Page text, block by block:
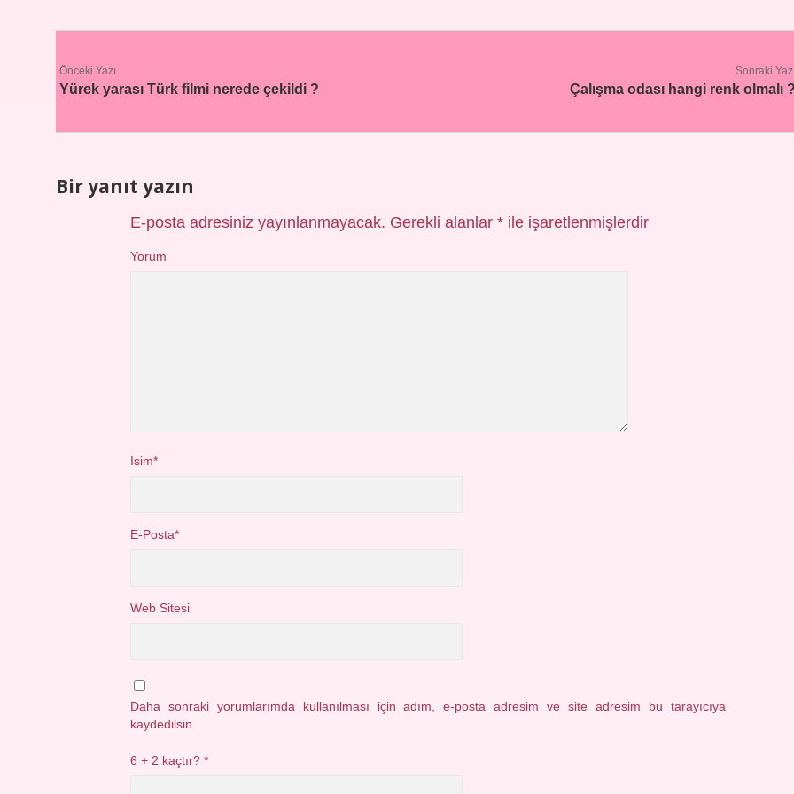
Önceki Yazı
Yürek yarası Türk filmi nerede çekildi ?
Sonraki
Çalışma odası hangi renk olmalı
Bir yanıt yazın
E-posta adresiniz yayınlanmayacak. Gerekli alanlar *ile işaretlenmişlerdir
Yorum
İsim*
E-Posta*
Web Sitesi
Daha sonraki yorumlarımda kullanılması için adım, e-posta adresim ve site adresim bu tarayıcıya
kaydedilsin.
6 + 2 kaçtır? *